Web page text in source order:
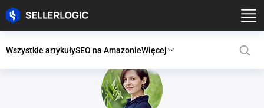
Wszystkie artykułySEO na AmazonieWięcej